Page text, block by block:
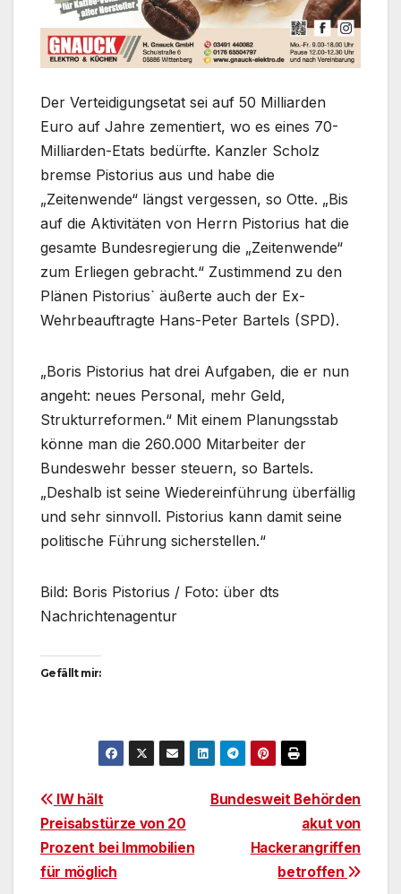
Der Verteidigungsetat sei auf 50 Milliarden
Euro auf Jahre zementiert, wo es eines 70-
Milliarden-Etats bedürfte. Kanzler Scholz
bremse Pistorius aus und habe die
„Zeitenwende“ längst vergessen, so Otte. „Bis
auf die Aktivitäten von Herrn Pistorius hat die
gesamte Bundesregierung die „Zeitenwende“
zum Erliegen gebracht.“ Zustimmend zu den
Plänen Pistorius` äußerte auch der Ex-
Wehrbeauftragte Hans-Peter Bartels (SPD).
„Boris Pistorius hat drei Aufgaben, die er nun
angeht: neues Personal, mehr Geld,
Strukturreformen.“ Mit einem Planungsstab
könne man die 260.000 Mitarbeiter der
Bundeswehr besser steuern, so Bartels.
„Deshalb ist seine Wiedereinführung überfällig
und sehr sinnvoll. Pistorius kann damit seine
politische Führung sicherstellen.“
Bild: Boris Pistorius / Foto: über dts
Nachrichtenagentur
Gefällt mir:
Beitragsnavigation
Bundesweit Behörden
akut von
Hackerangriffen
betroffen
IW hält
Preisabstürze von 20
Prozent bei Immobilien
für möglich